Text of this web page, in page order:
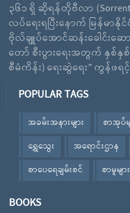
၃၆၁ ရှိ ဆိုရန်တိုဗီလာ
လပ်ရေးရပြီးနောက် မြန်မ
ဗိုလ်ချူပ်အောင်ဆန်းခေါင်းဆေ
တော် စီးပွားရေးအတွက် နှစ်
စီမံကိန်း) ရေးဆွဲရေး” ကွန်ဖရ
POPULAR TAGS
အခမ်းအနားများ စာအုပ်မ
ရွှေသွေး
အရောင်းဌာန
စာပေရေချမ်းစင်
စာမူများ
BOOKS